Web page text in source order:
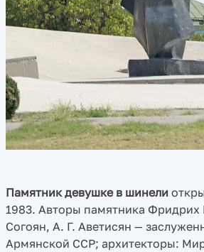
Памятник девушке в шинели
1983. Авторы памятника Фридрих
Согоян, А. Г. Аветисян —
Армянской ССР; архитекторы: